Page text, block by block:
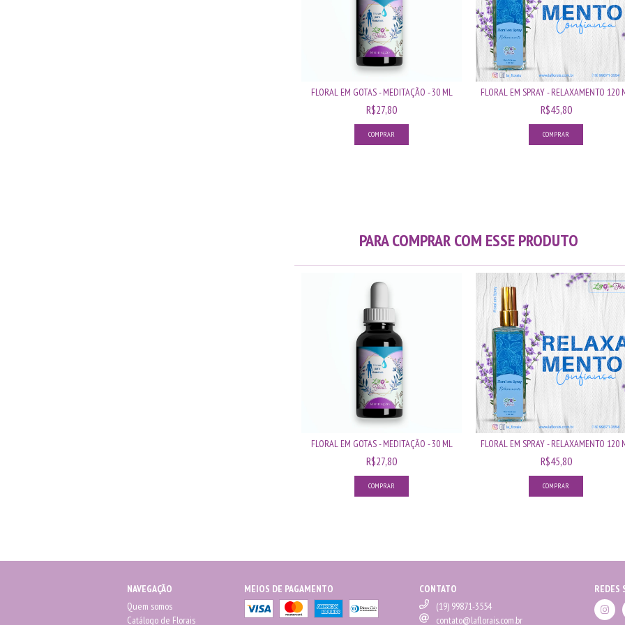
FLORAL EM GOTAS - MEDITAÇÃO - 30 ML
R$27,80
FLORAL EM SPRAY - RELAXAMENTO 120
R$45,80
PARA COMPRAR COM ESSE PRODUTO
FLORAL EM GOTAS - MEDITAÇÃO - 30 ML
R$27,80
FLORAL EM SPRAY - RELAXAMENTO 120
R$45,80
NAVEGAÇÃO
Quem somos
Catálogo de Florais
MEIOS DE PAGAMENTO
CONTATO
(19) 99871-3554
contato@laflorais.com.br
REDES